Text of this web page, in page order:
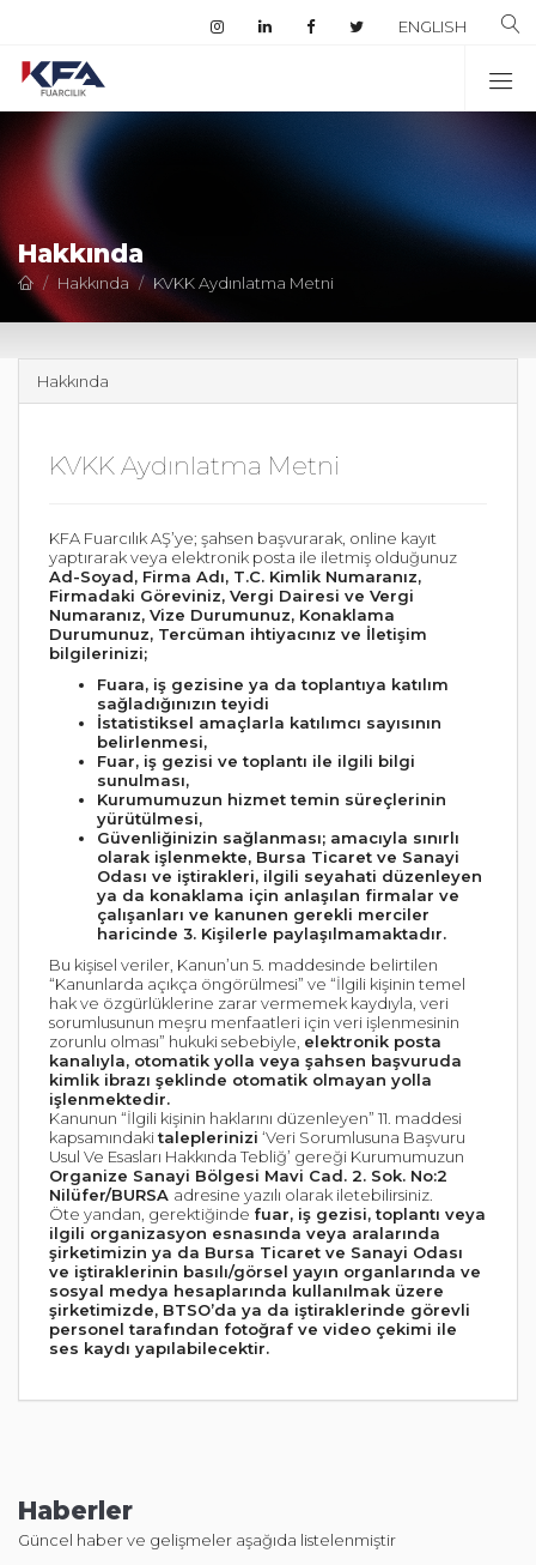
ENGLISH
Hakkında
Hakkında KVKK Aydınlatma Metni
Hakkında
KVKK Aydınlatma Metni
KFA Fuarcılık AŞ’ye; şahsen başvurarak, online kayıt
yaptırarak veya elektronik posta ile iletmiş olduğunuz
Ad-Soyad, Firma Adı, T.C. Kimlik Numaranız,
Firmadaki Göreviniz, Vergi Dairesi ve Vergi
Numaranız, Vize Durumunuz, Konaklama
Durumunuz, Tercüman ihtiyacınız ve İletişim
bilgilerinizi;
Fuara, iş gezisine ya da toplantıya katılım
sağladığınızın teyidi
İstatistiksel amaçlarla katılımcı sayısının
belirlenmesi,
Fuar, iş gezisi ve toplantı ile ilgili bilgi
sunulması,
Kurumumuzun hizmet temin süreçlerinin
yürütülmesi,
Güvenliğinizin sağlanması; amacıyla sınırlı
olarak işlenmekte, Bursa Ticaret ve Sanayi
Odası ve iştirakleri, ilgili seyahati düzenleyen
ya da konaklama için anlaşılan firmalar ve
çalışanları ve kanunen gerekli merciler
haricinde 3. Kişilerle paylaşılmamaktadır.
Bu kişisel veriler, Kanun’un 5. maddesinde belirtilen
“Kanunlarda açıkça öngörülmesi” ve “İlgili kişinin temel
hak ve özgürlüklerine zarar vermemek kaydıyla, veri
sorumlusunun meşru menfaatleri için veri işlenmesinin
zorunlu olması” hukuki sebebiyle, elektronik posta
kanalıyla, otomatik yolla veya şahsen başvuruda
kimlik ibrazı şeklinde otomatik olmayan yolla
işlenmektedir.
Kanunun “İlgili kişinin haklarını düzenleyen” 11. maddesi
kapsamındakitaleplerinizi ‘Veri Sorumlusuna Başvuru
Usul Ve Esasları Hakkında Tebliğ’ gereği Kurumumuzun
Organize Sanayi Bölgesi Mavi Cad. 2. Sok. No:2
Nilüfer/BURSA adresine yazılı olarak iletebilirsiniz.
Öte yandan, gerektiğinde fuar, iş gezisi, toplantı veya
ilgili organizasyon esnasında veya aralarında
şirketimizin ya da Bursa Ticaret ve Sanayi Odası
ve iştiraklerinin basılı/görsel yayın organlarında ve
sosyal medya hesaplarında kullanılmak üzere
şirketimizde, BTSO’da ya da iştiraklerinde görevli
personel tarafından fotoğraf ve video çekimi ile
ses kaydı yapılabilecektir.
Haberler
Güncel haber ve gelişmeler aşağıda listelenmiştir